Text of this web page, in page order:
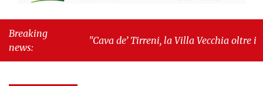
Breaking
news:
"Cava de’ Tirreni, la Villa Vecchia oltre i
seduta consiliare: “Serve chiarezza!”"